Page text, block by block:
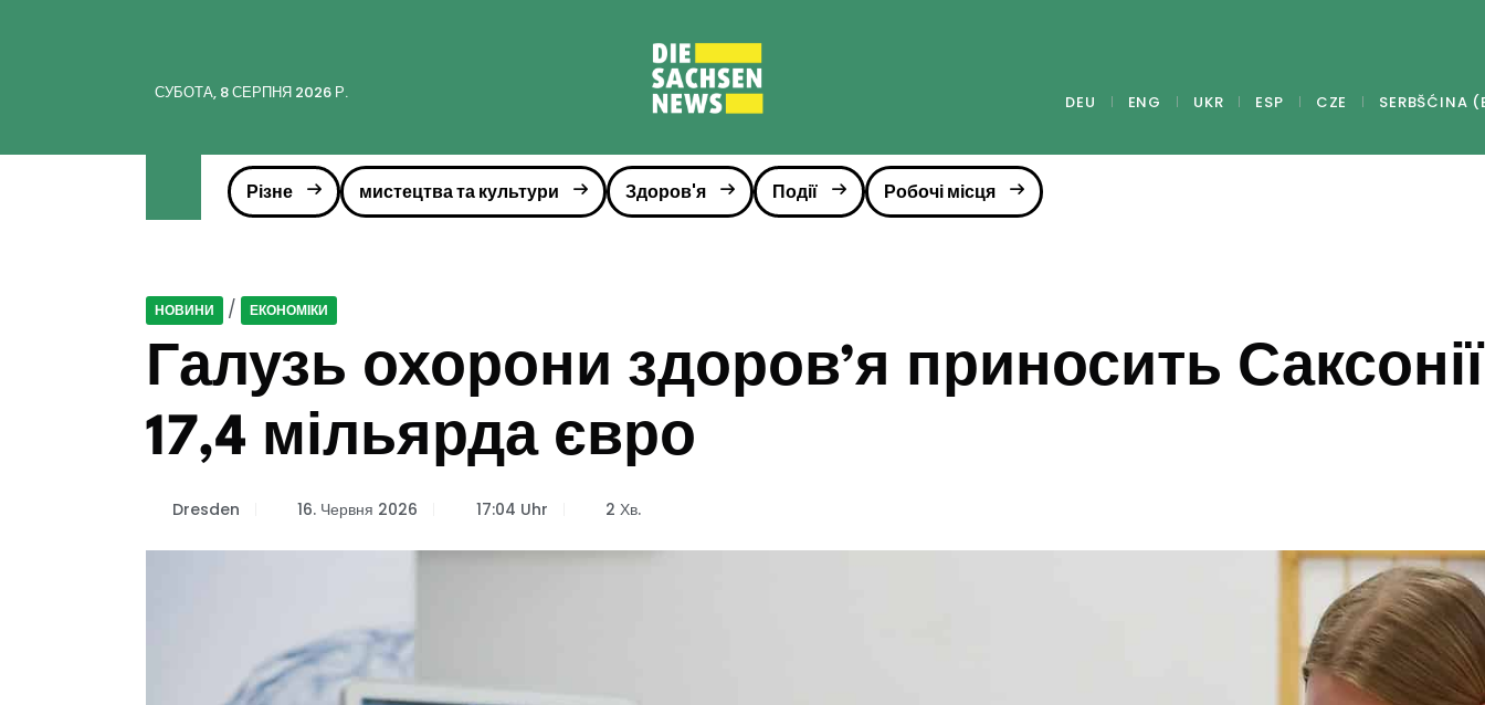
СУБОТА, 8 СЕРПНЯ 2026 Р. DEU ENG UKR ESP CZE SERBŠĆINA
Різне мистецтва та культури Здоров'я Події Робочі місця
НОВИНИ / ЕКОНОМІКИ
Галузь охорони здоров’я приносить Саксонії
17,4 мільярда євро
Dresden 16. Червня 2026 17:04 Uhr 2 Хв.